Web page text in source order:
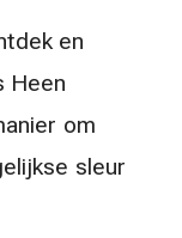
en
Heen
om
sleur